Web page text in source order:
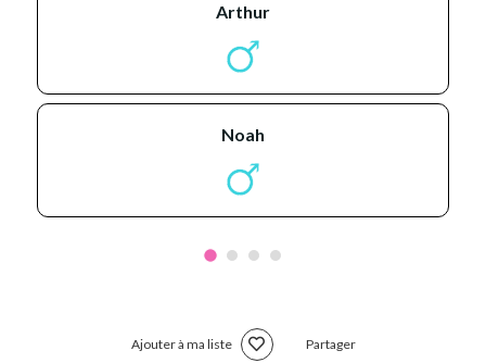
arthur
noah
Ajouter à ma liste Partager